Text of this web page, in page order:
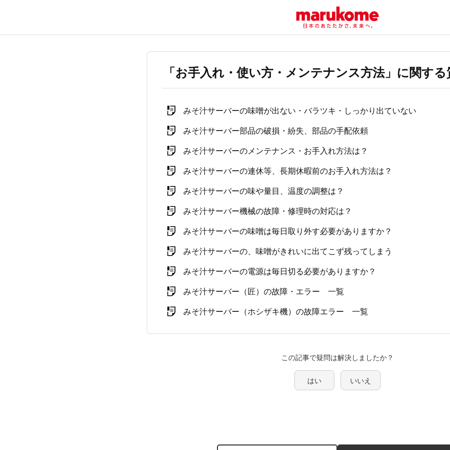
「お手入れ・使い方・メンテナンス方法」に関す
この記事で疑問は解決しましたか？
はい いいえ
みそ汁サーバーの味噌が出ない・バラツキ・しっかり出ていない
みそ汁サーバー部品の破損・紛失、部品の手配依頼
みそ汁サーバーのメンテナンス・お手入れ方法は？
みそ汁サーバーの連休等、長期休暇前のお手入れ方法は？
みそ汁サーバーの味や量目、温度の調整は？
みそ汁サーバー機械の故障・修理時の対応は？
みそ汁サーバーの味噌は毎日取り外す必要がありますか？
みそ汁サーバーの、味噌がきれいに出てこず残ってしまう
みそ汁サーバーの電源は毎日切る必要がありますか？
みそ汁サーバー（匠）の故障・エラー 一覧
みそ汁サーバー（ホシザキ機）の故障エラー 一覧